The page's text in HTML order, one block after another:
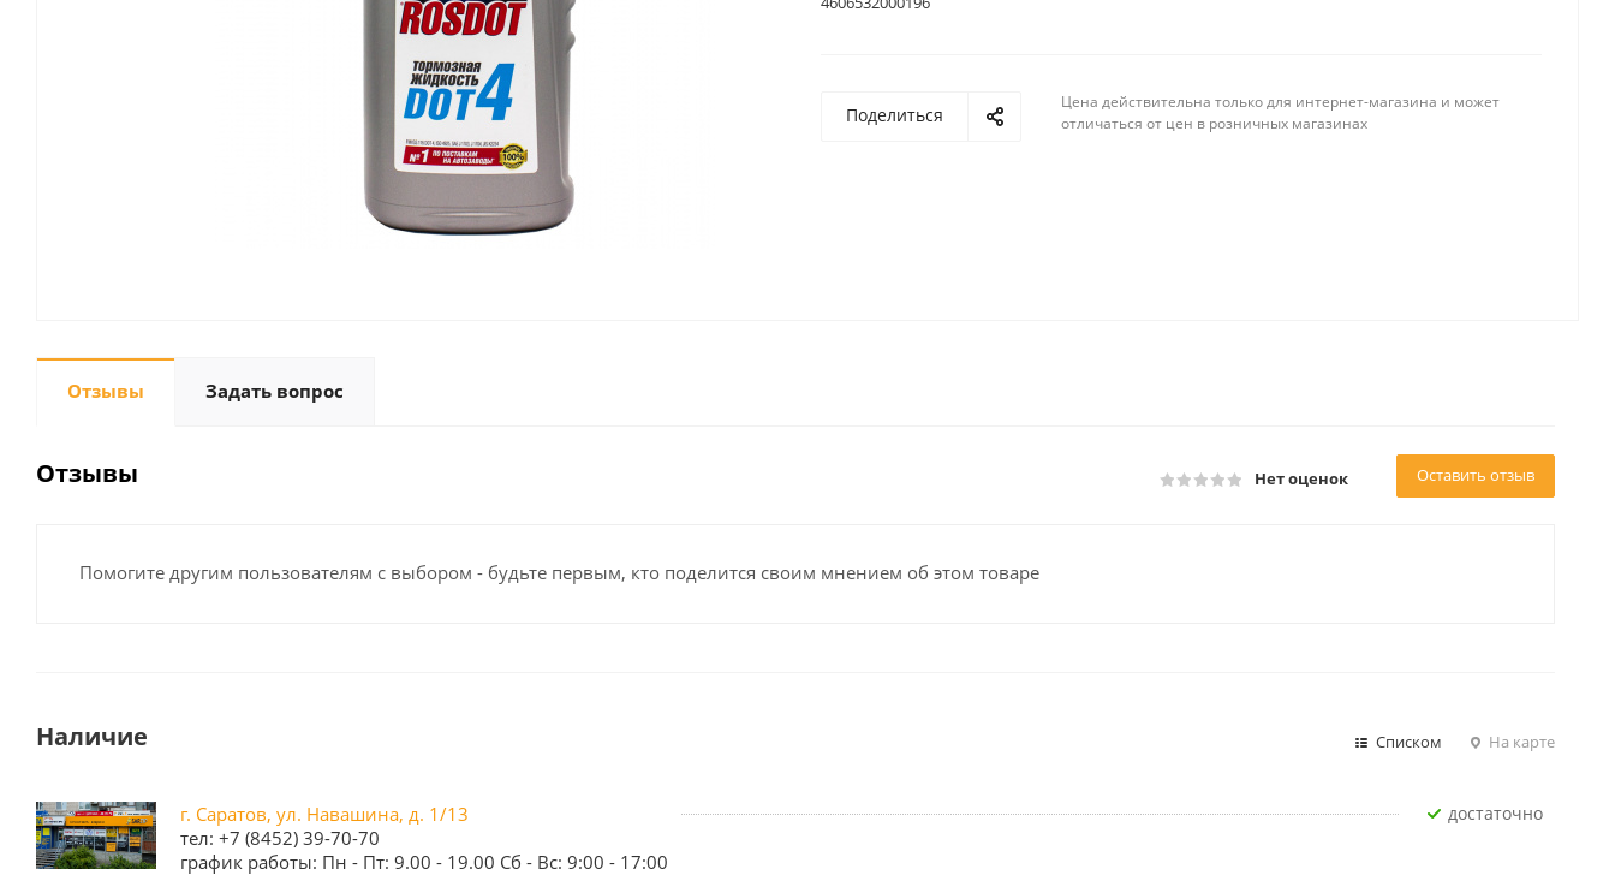
Поделиться
Цена действительна только для интернет-магазина и может
отличаться от цен в розничных магазинах
Отзывы Задать вопрос
Отзывы Нет оценок Оставить отзыв
Помогите другим пользователям с выбором - будьте первым, кто поделится своим мнением об этом товаре
Наличие Списком На карте
г. Саратов, ул. Навашина, д. 1/13
тел: +7 (8452) 39-70-70
график работы: Пн - Пт: 9.00 - 19.00 Сб - Вс: 9:00 - 17:00
Достаточно